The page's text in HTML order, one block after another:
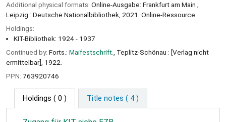
Additional physical formats: Online-Ausgabe: Frankfurt am Main ;
Leipzig : Deutsche Nationalbibliothek, 2021. Online-Ressource
Holdings:
KIT-Bibliothek: 1924 - 1937
Continued by: Forts.: Maifestschrift.
, Teplitz-Schönau : [Verlag nicht
ermittelbar], 1922.
PPN: 763920746
Holdings ( 0 ) Title notes ( 4 )